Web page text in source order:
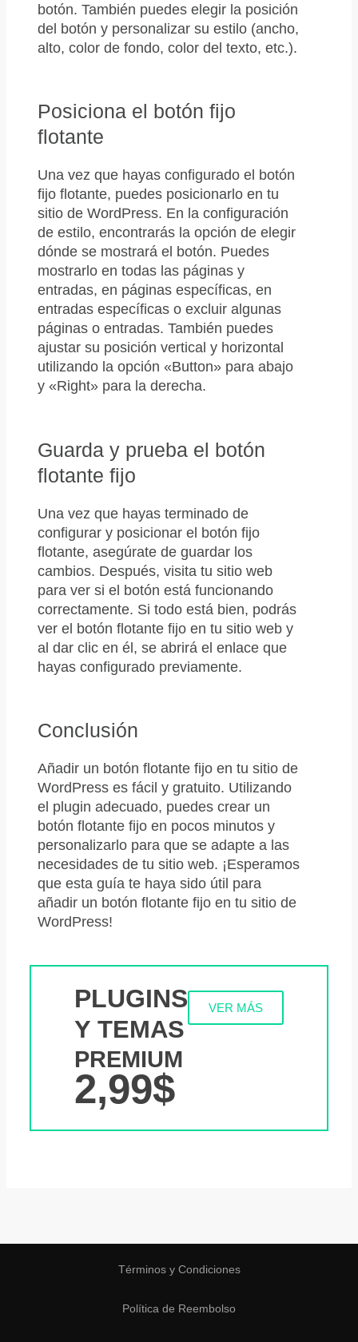
botón. También puedes elegir la posición
del botón y personalizar su estilo (ancho,
alto, color de fondo, color del texto, etc.).
Posiciona el botón fijo
flotante
Una vez que hayas configurado el botón
fijo flotante, puedes posicionarlo en tu
sitio de WordPress. En la configuración
de estilo, encontrarás la opción de elegir
dónde se mostrará el botón. Puedes
mostrarlo en todas las páginas y
entradas, en páginas específicas, en
entradas específicas o excluir algunas
páginas o entradas. También puedes
ajustar su posición vertical y horizontal
utilizando la opción «Button» para abajo
y «Right» para la derecha.
Guarda y prueba el botón
flotante fijo
Una vez que hayas terminado de
configurar y posicionar el botón fijo
flotante, asegúrate de guardar los
cambios. Después, visita tu sitio web
para ver si el botón está funcionando
correctamente. Si todo está bien, podrás
ver el botón flotante fijo en tu sitio web y
al dar clic en él, se abrirá el enlace que
hayas configurado previamente.
Conclusión
Añadir un botón flotante fijo en tu sitio de
WordPress es fácil y gratuito. Utilizando
el plugin adecuado, puedes crear un
botón flotante fijo en pocos minutos y
personalizarlo para que se adapte a las
necesidades de tu sitio web. ¡Esperamos
que esta guía te haya sido útil para
añadir un botón flotante fijo en tu sitio de
WordPress!
PLUGINS
Y TEMAS
PREMIUM
2,99$
VER MÁS
Términos y Condiciones
Política de Reembolso